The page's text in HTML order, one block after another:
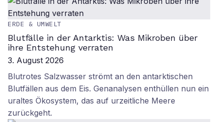
ERDE & UMWELT
Blutfälle in der Antarktis: Was Mikroben über
ihre Entstehung verraten
3. August 2026
Blutrotes Salzwasser strömt an den antarktischen
Blutfällen aus dem Eis. Genanalysen enthüllen nun ein
uraltes Ökosystem, das auf urzeitliche Meere
zurückgeht.